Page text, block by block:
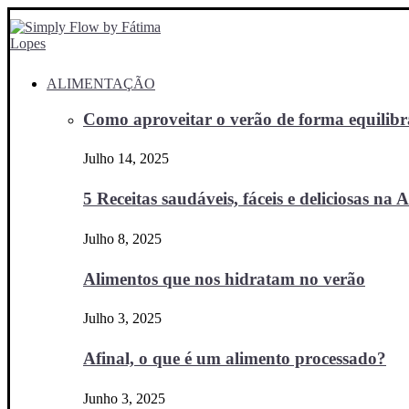
ALIMENTAÇÃO
Como aproveitar o verão de forma
Julho 14, 2025
5 Receitas saudáveis, fáceis e deliciosas na
Julho 8, 2025
Alimentos que nos hidratam no verão
Julho 3, 2025
Afinal, o que é um alimento processado?
Junho 3, 2025